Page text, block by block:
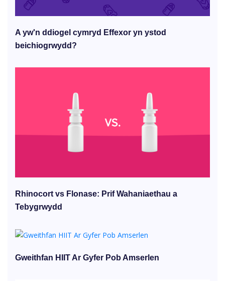
A yw'n ddiogel cymryd Effexor yn ystod
beichiogrwydd?
Rhinocort vs Flonase: Prif Wahaniaethau a
Tebygrwydd
Gweithfan HIIT Ar Gyfer Pob Amserlen